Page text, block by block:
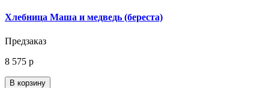
Хлебница Маша и медведь (береста)
Предзаказ
8 575 р
В корзину